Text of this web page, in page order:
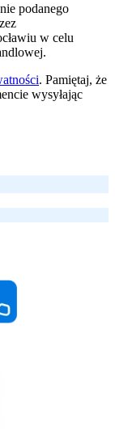
podanego
w celu
. Pamiętaj, że
wysyłając